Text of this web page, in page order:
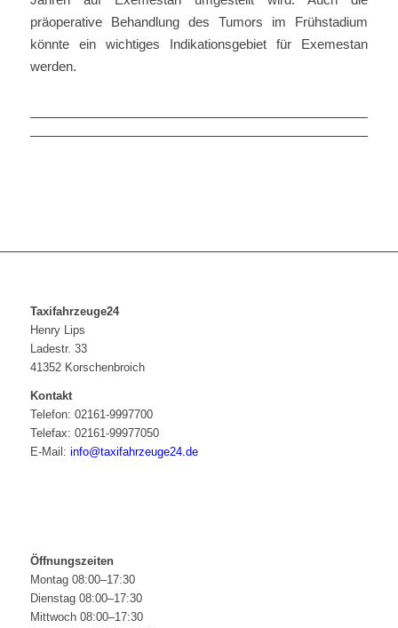
präoperative Behandlung des Tumors im Frühstadium
könnte ein wichtiges Indikationsgebiet für Exemestan
werden.
Taxifahrzeuge24
Henry Lips
Ladestr. 33
41352 Korschenbroich
Kontakt
Telefon: 02161-9997700
Telefax: 02161-99977050
E-Mail: info@taxifahrzeuge24.de
Öffnungszeiten
Montag 08:00–17:30
Dienstag 08:00–17:30
Mittwoch 08:00–17:30